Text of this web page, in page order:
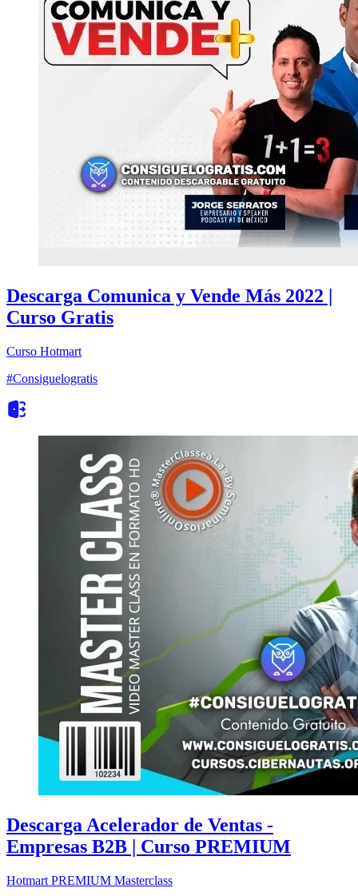
Descarga Comunica y Vende Más 2022 |
Curso Gratis
Curso Hotmart
#Consiguelogratis
Descarga Acelerador de Ventas -
Empresas B2B | Curso PREMIUM
Hotmart PREMIUM Masterclass